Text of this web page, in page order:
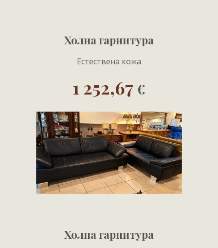
Холна гарнитура
Естествена кожа
1 252,67 €
Холна гарнитура